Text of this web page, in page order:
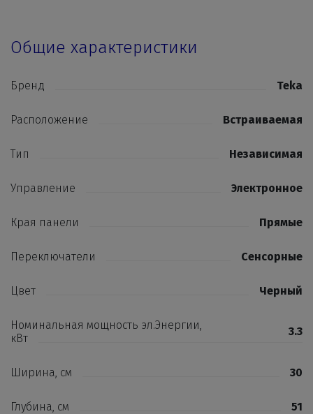
Общие характеристики
Бренд Teka
Расположение Встраиваемая
Тип Независимая
Управление Электронное
Края панели Прямые
Переключатели Сенсорные
Цвет Черный
Номинальная мощность эл.Энергии,
кВт
3.3
Ширина, см 30
Глубина, см 51